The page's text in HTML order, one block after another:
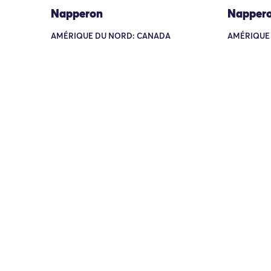
Napperon
AMÉRIQUE DU NORD: CANADA